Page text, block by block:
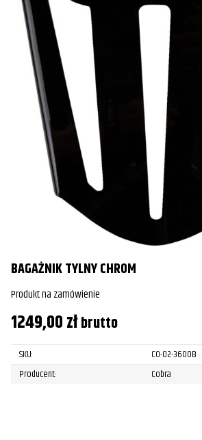
BAGAŻNIK TYLNY CHROM
Produkt na zamówienie
1249,00złbrutto
SKU:
CO-02-3600B
Producent:
Cobra